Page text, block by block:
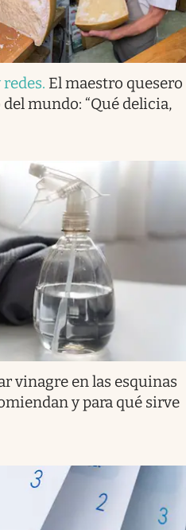
. El maestro quesero
mundo: “Qué delicia,
vinagre en las esquinas
y para qué sirve